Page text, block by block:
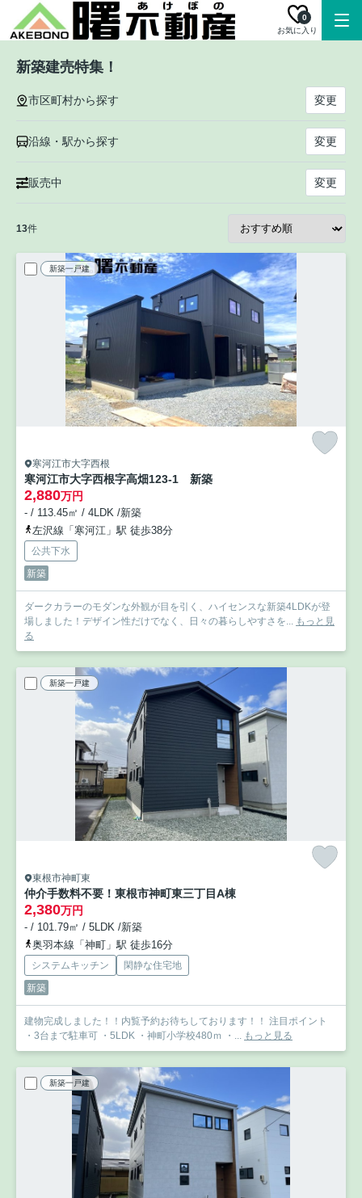
お気に入り
0
新築建売特集！
市区町村から探す 変更
沿線・駅から探す 変更
販売中 変更
13件
新築一戸建
寒河江市大字西根
寒河江市大字西根字高畑123-1 新築
2,880万円
- / 113.45㎡ / 4LDK /新築
左沢線「寒河江」駅 徒歩38分
公共下水
新築
ダークカラーのモダンな外観が目を引く、ハイセンスな新築4LDKが登
場しました！デザイン性だけでなく、日々の暮らしやすさを... もっと見
る
新築一戸建
東根市神町東
仲介手数料不要！東根市神町東三丁目A棟
2,380万円
- / 101.79㎡ / 5LDK /新築
奥羽本線「神町」駅 徒歩16分
システムキッチン
閑静な住宅地
新築
建物完成しました！！内覧予約お待ちしております！！ 注目ポイント
・3台まで駐車可 ・5LDK ・神町小学校480ｍ ・... もっと見る
新築一戸建